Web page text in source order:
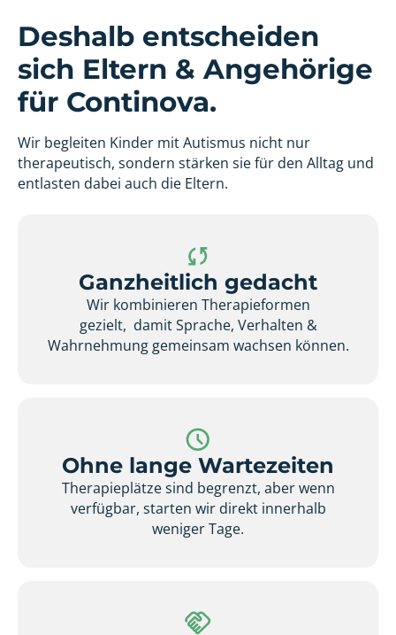
Deshalb entscheiden
sich Eltern & Angehörige
für Continova.
Wir begleiten Kinder mit Autismus nicht nur
therapeutisch, sondern stärken sie für den Alltag und
entlasten dabei auch die Eltern.
Ganzheitlich gedacht
Wir kombinieren Therapieformen
gezielt, damit Sprache, Verhalten &
Wahrnehmung gemeinsam wachsen können.
Ohne lange Wartezeiten
Therapieplätze sind begrenzt, aber wenn
verfügbar, starten wir direkt innerhalb
weniger Tage.